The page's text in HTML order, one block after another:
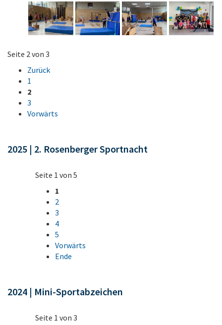
Seite 2 von 3
Zurück
1
2
3
Vorwärts
2025 | 2. Rosenberger Sportnacht
Seite 1 von 5
1
2
3
4
5
Vorwärts
Ende
2024 | Mini-Sportabzeichen
Seite 1 von 3